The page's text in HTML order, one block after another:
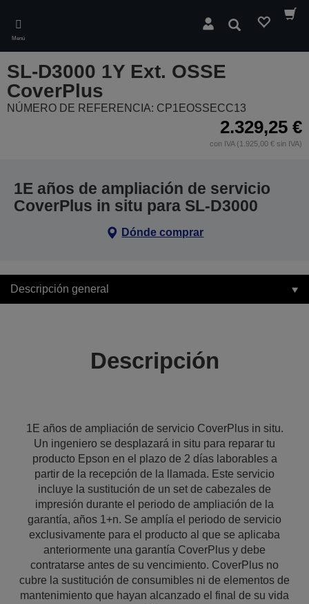
main
content
Menú
Buscar
SL-D3000 1Y Ext. OSSE
CoverPlus
NÚMERO DE REFERENCIA: CP1EOSSECC13
2.329,25 €
con IVA (1.925,00 € sin IVA)
1E años de ampliación de servicio
CoverPlus in situ para SL-D3000
Dónde comprar
Descripción general
Descripción
1E años de ampliación de servicio CoverPlus in situ.
Un ingeniero se desplazará in situ para reparar tu
producto Epson en el plazo de 2 días laborables a
partir de la recepción de la llamada. Este servicio
incluye la sustitución de un set de cabezales de
impresión durante el periodo de ampliación de la
garantía, años 1+n. Se amplía el periodo de servicio
exclusivamente para el producto al que se aplicaba
anteriormente una garantía CoverPlus y debe
contratarse antes de su vencimiento. CoverPlus no
cubre la sustitución de consumibles ni de elementos de
mantenimiento que hayan alcanzado el final de su vida